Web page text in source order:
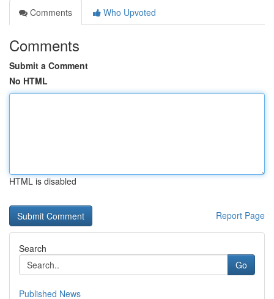
Comments
Who Upvoted
Comments
Submit a Comment
No HTML
HTML is disabled
Report Page
Search
Go
Published News